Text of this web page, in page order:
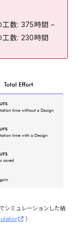
工数: 375時間 –
工数: 230時間
ミュレーションした結
）